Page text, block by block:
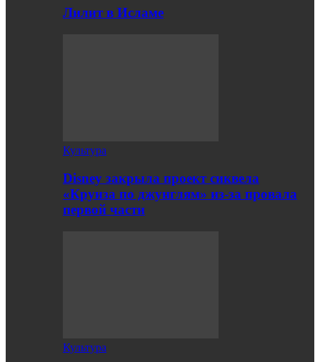
Лилит в Исламе
Культура
Disney закрыла проект сиквела
«Круиза по джунглям» из-за провала
первой части
Культура